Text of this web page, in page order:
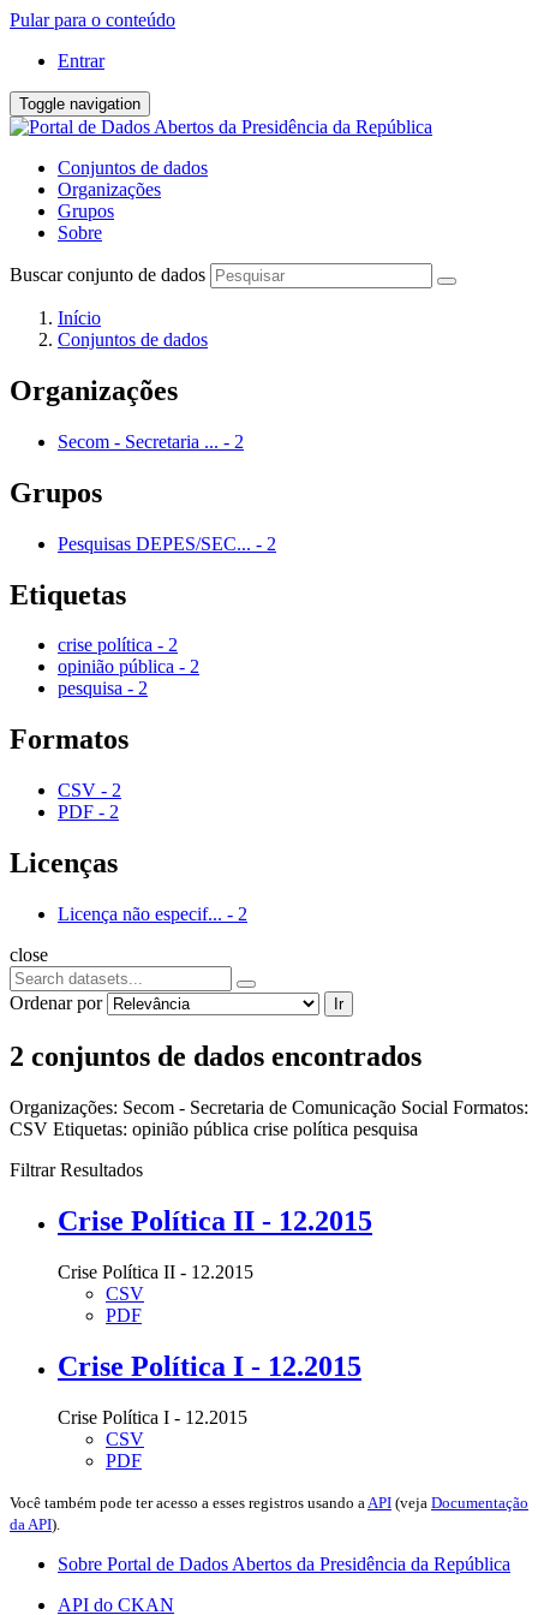
Pular para o conteúdo
Entrar
Toggle navigation
Conjuntos de dados
Organizações
Grupos
Sobre
Buscar conjunto de dados
Início
Conjuntos de dados
Organizações
Secom - Secretaria ... - 2
Grupos
Pesquisas DEPES/SEC... - 2
Etiquetas
crise política - 2
opinião pública - 2
pesquisa - 2
Formatos
CSV - 2
PDF - 2
Licenças
Licença não especif... - 2
close
Ordenar por Ir
2 conjuntos de dados encontrados
Organizações: Secom - Secretaria de Comunicação Social Formatos:
CSV Etiquetas: opinião pública crise política pesquisa
Filtrar Resultados
Crise Política II - 12.2015
Crise Política II - 12.2015
CSV
PDF
Crise Política I - 12.2015
Crise Política I - 12.2015
CSV
PDF
Você também pode ter acesso a esses registros usando a API (veja Documentação
da API).
Sobre Portal de Dados Abertos da Presidência da República
API do CKAN